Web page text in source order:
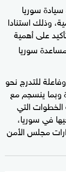
سوريا
وذلك استنادا
على أهمية
سوريا
للتدرج نحو
وبما ينسجم مع
بمواصلة الخطوات التي
في سوريا،
مجلس الأمن